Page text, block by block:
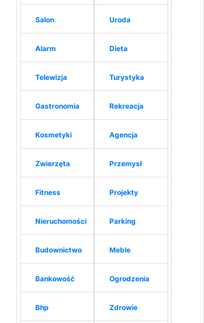
Salon
Alarm
Telewizja
Gastronomia
Kosmetyki
Zwierzęta
Fitness
Nieruchomości
Budownictwo
Bankowość
Bhp
Uroda
Dieta
Turystyka
Rekreacja
Agencja
Przemysł
Projekty
Parking
Meble
Ogrodzenia
Zdrowie